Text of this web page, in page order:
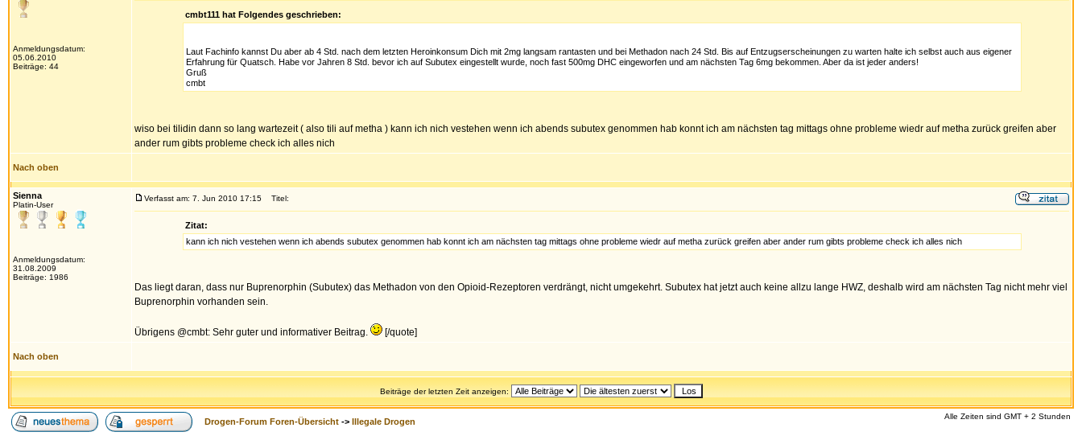
Anmeldungsdatum:
05.06.2010
Beiträge: 44
cmbt111 hat Folgendes geschrieben:
Laut Fachinfo kannst Du aber ab 4 Std. nach dem letzten Heroinkonsum Dich mit 2mg langsam rantasten und bei Methadon nach 24 Std. Bis auf Entzugserscheinungen zu warten halte ich selbst auch aus eigener
Erfahrung für Quatsch. Habe vor Jahren 8 Std. bevor ich auf Subutex eingestellt wurde, noch fast 500mg DHC eingeworfen und am nächsten Tag 6mg bekommen. Aber da ist jeder anders!
Gruß
cmbt
wiso bei tilidin dann so lang wartezeit ( also tili auf metha ) kann ich nich vestehen wenn ich abends subutex genommen hab konnt ich am nächsten tag mittags ohne probleme wiedr auf metha zurück greifen aber
ander rum gibts probleme check ich alles nich
Nach oben
Sienna
Platin-User
Anmeldungsdatum:
31.08.2009
Beiträge: 1986
Verfasst am: 7. Jun 2010 17:15 Titel:
Zitat:
kann ich nich vestehen wenn ich abends subutex genommen hab konnt ich am nächsten tag mittags ohne probleme wiedr auf metha zurück greifen aber ander rum gibts probleme check ich alles nich
Das liegt daran, dass nur Buprenorphin (Subutex) das Methadon von den Opioid-Rezeptoren verdrängt, nicht umgekehrt. Subutex hat jetzt auch keine allzu lange HWZ, deshalb wird am nächsten Tag nicht mehr viel
Buprenorphin vorhanden sein.
Übrigens @cmbt: Sehr guter und informativer Beitrag. [/quote]
Nach oben
Beiträge der letzten Zeit anzeigen:
Drogen-Forum Foren-Übersicht -> Illegale Drogen
Alle Zeiten sind GMT + 2 Stunden